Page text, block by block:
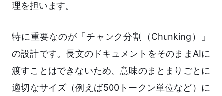
理を担います。
特に重要なのが「チャンク分割（Chunking）」
の設計です。長文のドキュメントをそのままAIに
渡すことはできないため、意味のまとまりごとに
適切なサイズ（例えば500トークン単位など）に